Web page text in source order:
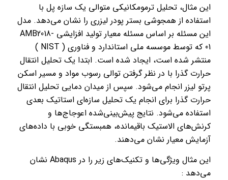
این مثال، تحلیل ترمومکانیکی متوالی یک سازه پل با
استفاده از همجوشی بستر پودر لیزری را نشان می‌دهد. مدل
این مسئله بر اساس مسئله معیار تولید افزایشی AMB2018-
01 که توسط موسسه ملی استاندارد و فناوری ( NIST )
منتشر شده است، ایجاد شده است. ابتدا یک تحلیل انتقال
حرارت گذرا با در نظر گرفتن توالی رسوب مواد و مسیر اسکن
پرتو لیزر انجام می‌شود. سپس از میدان دمایی تحلیل انتقال
حرارت گذرا برای انجام یک تحلیل سازه‌ای استاتیک بعدی
استفاده می‌شود. نتایج پیش‌بینی‌شده اعوجاج‌ها و
کرنش‌های الاستیک باقیمانده، همبستگی خوبی با داده‌های
آزمایش معیار نشان می‌دهند.
این مثال ویژگی‌ها و تکنیک‌های زیر را در Abaqus نشان
می‌دهد :